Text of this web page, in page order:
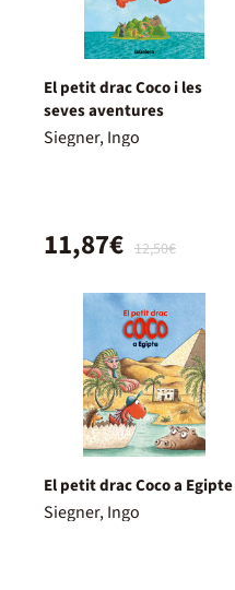
El petit drac Coco i les
seves aventures
Siegner, Ingo
12,50€
11,87€
El petit drac Coco a Egipte
Siegner, Ingo